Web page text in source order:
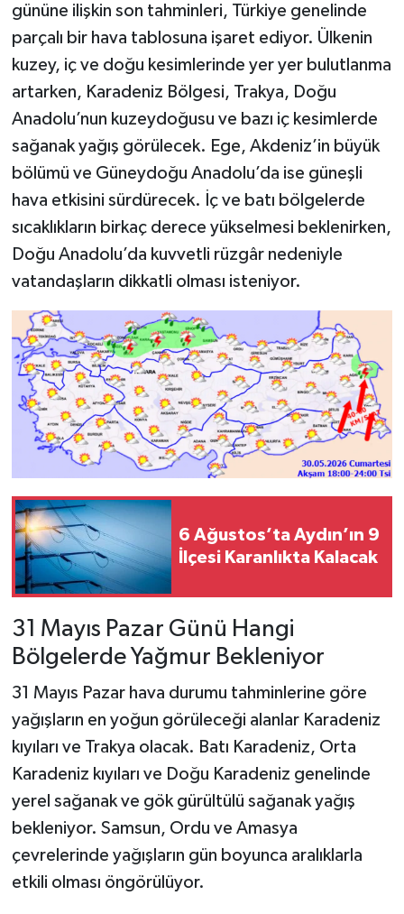
gününe ilişkin son tahminleri, Türkiye genelinde
parçalı bir hava tablosuna işaret ediyor. Ülkenin
kuzey, iç ve doğu kesimlerinde yer yer bulutlanma
artarken, Karadeniz Bölgesi, Trakya, Doğu
Anadolu’nun kuzeydoğusu ve bazı iç kesimlerde
sağanak yağış görülecek. Ege, Akdeniz’in büyük
bölümü ve Güneydoğu Anadolu’da ise güneşli
hava etkisini sürdürecek. İç ve batı bölgelerde
sıcaklıkların birkaç derece yükselmesi beklenirken,
Doğu Anadolu’da kuvvetli rüzgâr nedeniyle
vatandaşların dikkatli olması isteniyor.
6 Ağustos’ta Aydın’ın 9
İlçesi Karanlıkta Kalacak
31 Mayıs Pazar Günü Hangi
Bölgelerde Yağmur Bekleniyor
31 Mayıs Pazar hava durumu tahminlerine göre
yağışların en yoğun görüleceği alanlar Karadeniz
kıyıları ve Trakya olacak. Batı Karadeniz, Orta
Karadeniz kıyıları ve Doğu Karadeniz genelinde
yerel sağanak ve gök gürültülü sağanak yağış
bekleniyor. Samsun, Ordu ve Amasya
çevrelerinde yağışların gün boyunca aralıklarla
etkili olması öngörülüyor.